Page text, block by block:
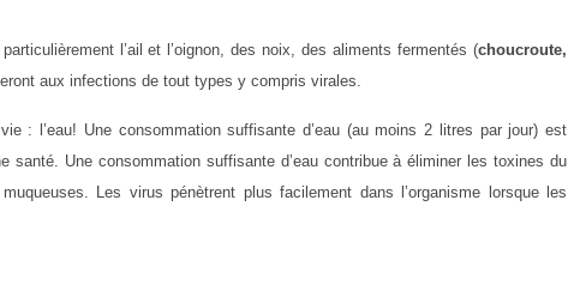
l’ail et l’oignon, des noix, des aliments fermentés (choucroute,
aux infections de tout types y compris virales.
: l’eau! Une consommation suffisante d’eau (au moins 2 litres par jour) est
santé. Une consommation suffisante d’eau contribue à éliminer les toxines du
Les virus pénètrent plus facilement dans l’organisme lorsque les